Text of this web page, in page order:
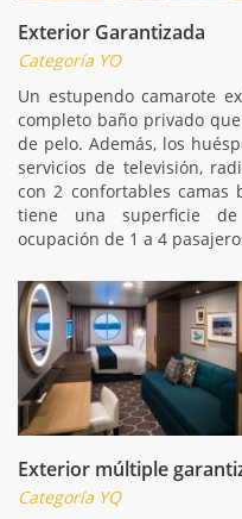
Exterior Garantizada
Categoría YO
Un estupendo camarote
completo baño privado
de pelo. Además, los
servicios de televisión,
con 2 confortables camas
tiene una superficie
ocupación de 1 a 4
Exterior múltiple
Categoría YQ